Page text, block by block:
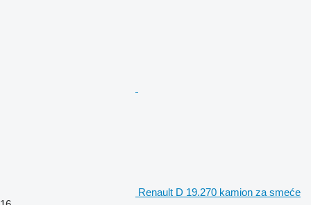
Renault D 19.270 kamion za smeće